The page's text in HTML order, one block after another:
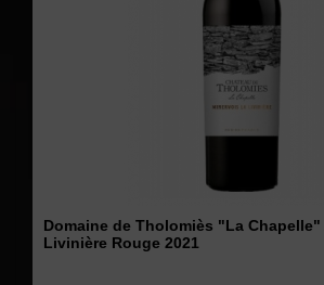
Domaine de Tholomiès "La Chapelle"
Livinière Rouge 2021